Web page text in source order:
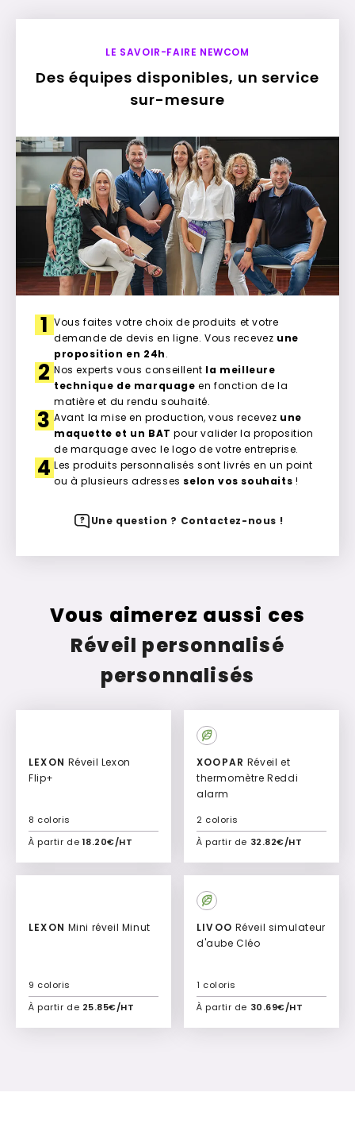
LE SAVOIR-FAIRE NEWCOM
Des équipes disponibles, un service
sur-mesure
1 Vous faites votre choix de produits et votre
demande de devis en ligne. Vous recevez une
proposition en 24h.
2 Nos experts vous conseillent la meilleure
technique de marquage en fonction de la
matière et du rendu souhaité.
3 Avant la mise en production, vous recevez une
maquette et un BAT pour valider la proposition
de marquage avec le logo de votre entreprise.
4 Les produits personnalisés sont livrés en un point
ou à plusieurs adresses selon vos souhaits !
Une question ? Contactez-nous !
Vous aimerez aussi ces
Réveil personnalisé
personnalisés
LEXON
Flip+
À partir de 18.20€/HT
8 coloris
Ajouter à mon devis
XOOPAR
thermomètre Reddi
alarm
À partir de 32.82€/HT
2 coloris
Ajouter à mon devis
LEXON Mini réveil Minut
À partir de 25.85€/HT
9 coloris
Ajouter à mon devis
LIVOO
d'aube Cléo
À partir de 30.69€/HT
1 coloris
Ajouter à mon devis